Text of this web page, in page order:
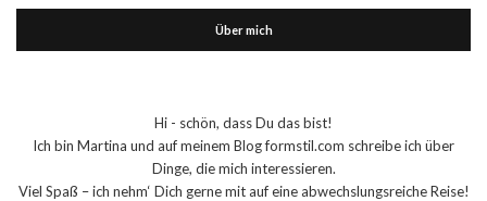
Über mich
Hi - schön, dass Du das bist!
Ich bin Martina und auf meinem Blog formstil.com schreibe ich über
Dinge, die mich interessieren.
Viel Spaß – ich nehm‘ Dich gerne mit auf eine abwechslungsreiche Reise!